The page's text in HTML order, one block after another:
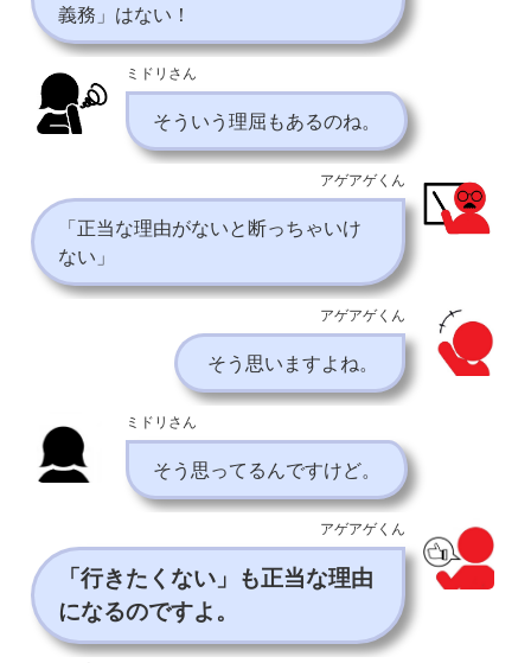
義務」はない！
ミドリさん
そういう理屈もあるのね。
アゲアゲくん
「正当な理由がないと断っちゃいけ
ない」
アゲアゲくん
そう思いますよね。
ミドリさん
そう思ってるんですけど。
アゲアゲくん
「行きたくない」も正当な理由
になるのですよ。